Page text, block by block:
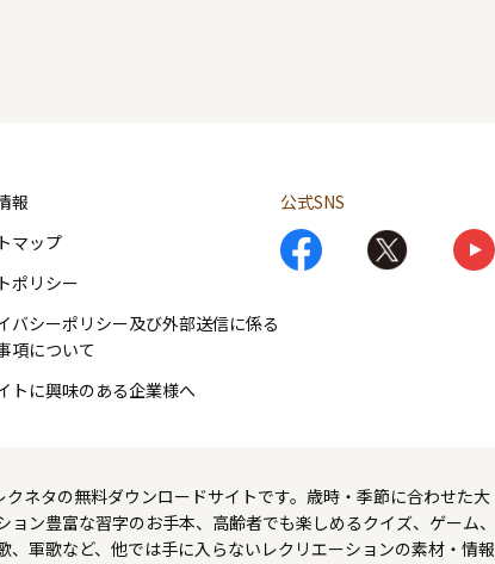
報
マップ
ポリシー
バシーポリシー及び外部送信に係る
項について
トに興味のある企業様へ
公式SNS
ネタの無料ダウンロードサイトです。歳時・季節に合わせた大
ン豊富な習字のお手本、高齢者でも楽しめるクイズ、ゲーム、
、軍歌など、他では手に入らないレクリエーションの素材・情報